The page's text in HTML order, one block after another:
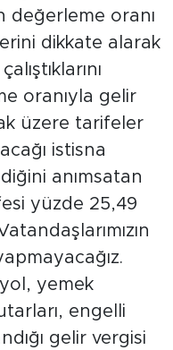
değerleme oranı
dikkate alarak
oranıyla gelir
üzere tarifeler
istisna
anımsatan
yüzde 25,49
yol, yemek
engelli
gelir vergisi